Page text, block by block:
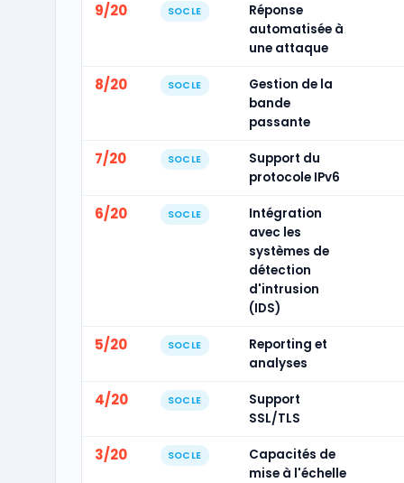
9/20 SOCLE
Réponse
automatisée à
une attaque
8/20 SOCLE
Gestion de la
bande
passante
7/20 SOCLE
Support du
protocole IPv6
6/20 SOCLE
Intégration
avec les
systèmes de
détection
d'intrusion
(IDS)
5/20 SOCLE
Reporting et
analyses
4/20 SOCLE
Support
SSL/TLS
3/20 SOCLE
Capacités de
mise à l'échelle